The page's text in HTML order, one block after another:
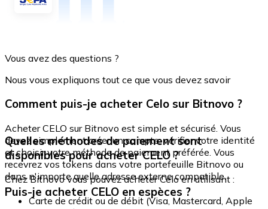
Vous avez des questions ?
Nous vous expliquons tout ce que vous devez savoir
Comment puis-je acheter Celo sur Bitnovo ?
Acheter CELO sur Bitnovo est simple et sécurisé. Vous
devez simplement créer un compte, vérifier votre identité
et choisir votre méthode de paiement préférée. Vous
recevrez vos tokens dans votre portefeuille Bitnovo ou
dans n'importe quelle adresse externe compatible.
Quelles méthodes de paiement sont
disponibles pour acheter CELO ?
Chez Bitnovo vous pouvez acheter Celo en utilisant :
Carte de crédit ou de débit (Visa, Mastercard, Apple
Puis-je acheter CELO en espèces ?